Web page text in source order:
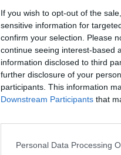
If you wish to opt-out of the
sensitive information for
confirm your selection. Please
continue seeing interest-based
information disclosed to third
further disclosure of your
participants. This information
Downstream Participants that
Personal Data Processing